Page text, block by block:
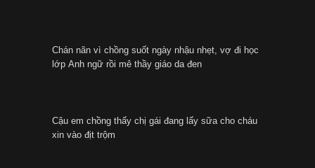
Chán nãn vì chồng suốt ngày nhậu nhẹt, vợ đi học
lớp Anh ngữ rồi mê thầy giáo da đen
Cậu em chồng thấy chị gái đang lấy sữa cho cháu
xin vào địt trộm